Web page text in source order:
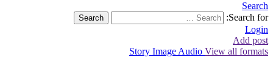
Search
Search for:
Search
Login
Add post
Story Image Audio View all formats